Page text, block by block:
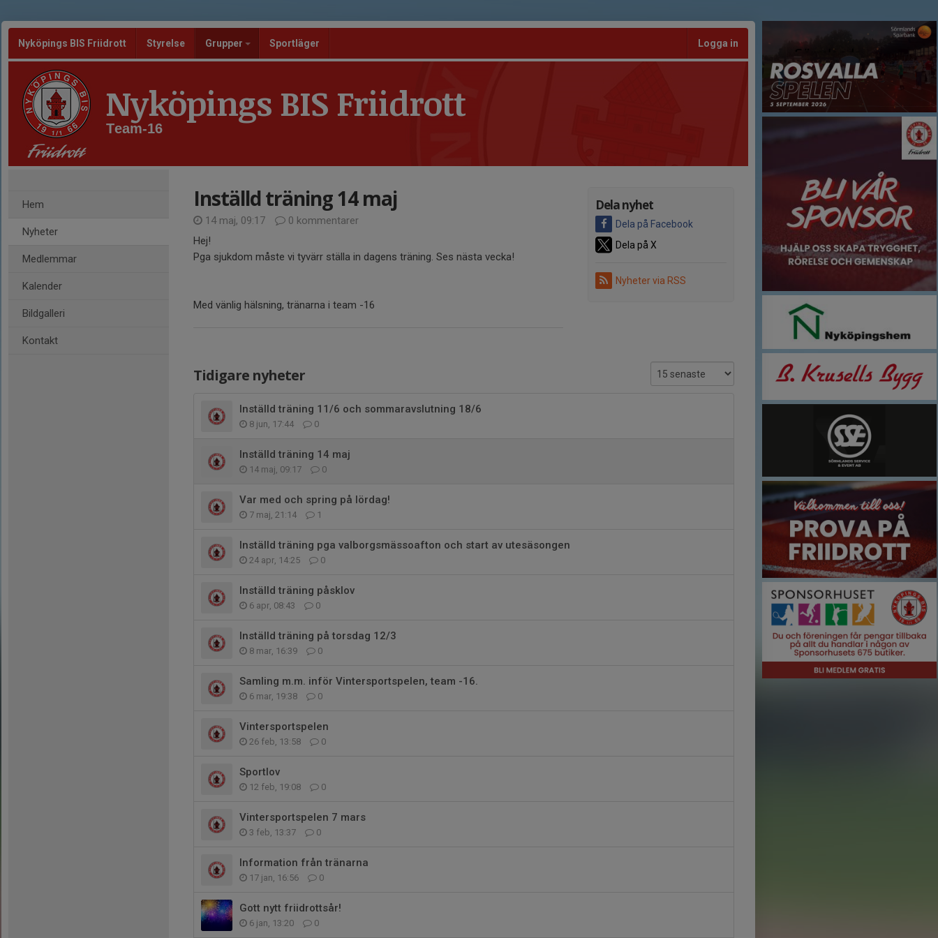
Nyköpings BIS Friidrott Styrelse Grupper Sportläger Logga in
Nyköpings BIS Friidrott
Team-16
Hem
Nyheter
Medlemmar
Kalender
Bildgalleri
Kontakt
Dela nyhet
Dela på Facebook
Dela på X
Nyheter via RSS
Inställd träning 14 maj
14 maj, 09:17
0 kommentarer
Hej!
Pga sjukdom måste vi tyvärr ställa in dagens träning. Ses nästa vecka!
Med vänlig hälsning, tränarna i team -16
Tidigare nyheter
Inställd träning 11/6 och sommaravslutning 18/6
8 jun, 17:44 0
Inställd träning 14 maj
14 maj, 09:17 0
Var med och spring på lördag!
7 maj, 21:14 1
Inställd träning pga valborgsmässoafton och start av utesäsongen
24 apr, 14:25 0
Inställd träning påsklov
6 apr, 08:43 0
Inställd träning på torsdag 12/3
8 mar, 16:39 0
Samling m.m. inför Vintersportspelen, team -16.
6 mar, 19:38 0
Vintersportspelen
26 feb, 13:58 0
Sportlov
12 feb, 19:08 0
Vintersportspelen 7 mars
3 feb, 13:37 0
Information från tränarna
17 jan, 16:56 0
Gott nytt friidrottsår!
6 jan, 13:20 0